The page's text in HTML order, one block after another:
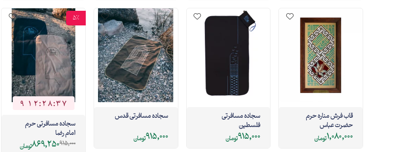
قاب فرش مناره حرم
حضرت عباس
1,080,000تومان
سجاده مسافرتی
فلسطین
915,000تومان
سجاده مسافرتی قدس
915,000تومان
5%
9 1 2:28:36
سجاده مسافرتی حرم
امام رضا
915,000
869,250تومان